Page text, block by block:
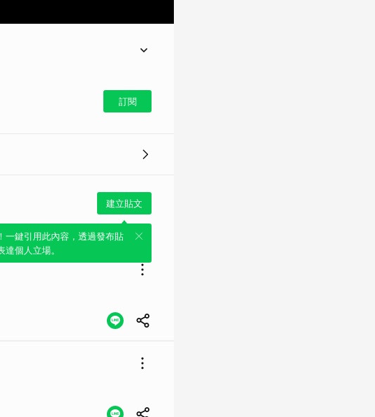
訂閱
建立貼文
一鍵引用此內容，透過發布貼
達個人立場。